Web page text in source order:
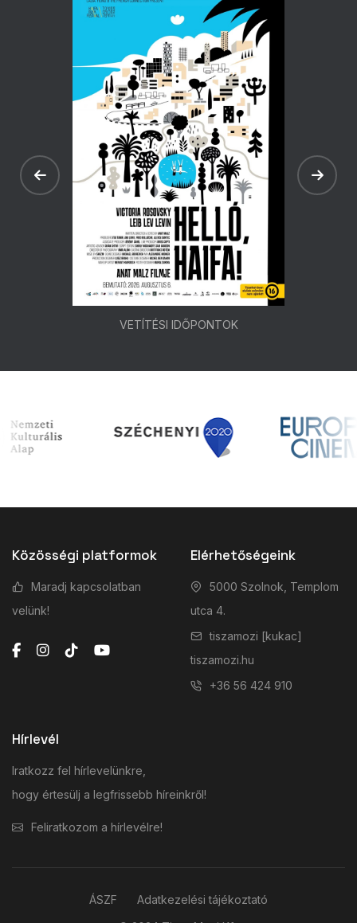
VETÍTÉSI IDŐPONTOK
Közösségi platformok
Maradj kapcsolatban
velünk!
Elérhetőségeink
5000 Szolnok, Templom
utca 4.
tiszamozi [kukac]
tiszamozi.hu
+36 56 424 910
Hírlevél
Iratkozz fel hírlevelünkre,
hogy értesülj a legfrissebb híreinkről!
Feliratkozom a hírlevélre!
ÁSZF Adatkezelési tájékoztató